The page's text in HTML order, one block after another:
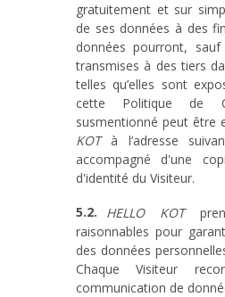
gratuitement et sur
de ses données à des
données pourront,
transmises à des tiers
telles qu’elles sont
cette Politique de
susmentionné peut être
KOTà l’adresse
accompagné d'une
d'identité du Visiteur.
HELLO KOT
raisonnables pour
des données
Chaque Visiteur
communication de